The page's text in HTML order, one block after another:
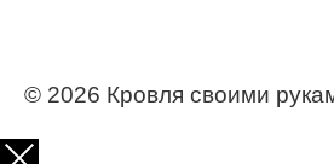
© 2026 Кровля своими